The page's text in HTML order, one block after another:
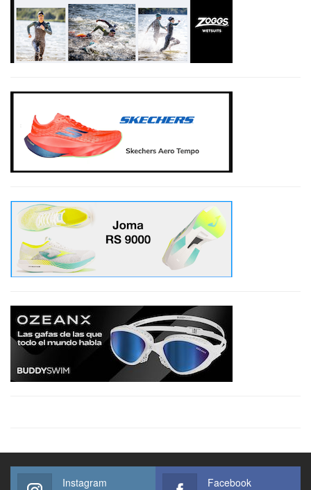
Instagram Facebook